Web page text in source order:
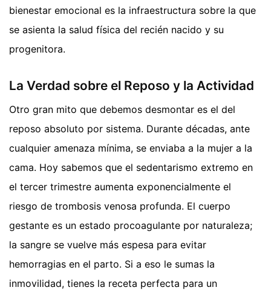
bienestar emocional es la infraestructura sobre la que
se asienta la salud física del recién nacido y su
progenitora.
La Verdad sobre el Reposo y la Actividad
Otro gran mito que debemos desmontar es el del
reposo absoluto por sistema. Durante décadas, ante
cualquier amenaza mínima, se enviaba a la mujer a la
cama. Hoy sabemos que el sedentarismo extremo en
el tercer trimestre aumenta exponencialmente el
riesgo de trombosis venosa profunda. El cuerpo
gestante es un estado procoagulante por naturaleza;
la sangre se vuelve más espesa para evitar
hemorragias en el parto. Si a eso le sumas la
inmovilidad, tienes la receta perfecta para un